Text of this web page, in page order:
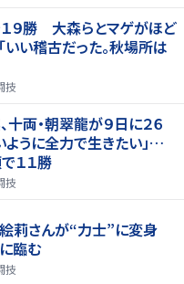
１９勝 大森らとマゲがほど
い稽古だった。秋場所は
技
両・朝翠龍が９日に２６
うに全力で生きたい」…
１１勝
技
絵莉さんが“力士”に変身
臨む
技